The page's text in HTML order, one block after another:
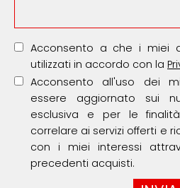
Acconsento a che i miei
utilizzati in accordo con la
Acconsento all'uso dei
essere aggiornato sui
esclusiva e per le
correlare ai servizi offerti e
con i miei interessi
precedenti acquisti.